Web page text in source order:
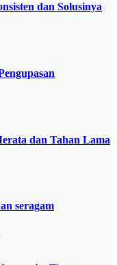
dan Solusinya
dan Tahan Lama
seragam